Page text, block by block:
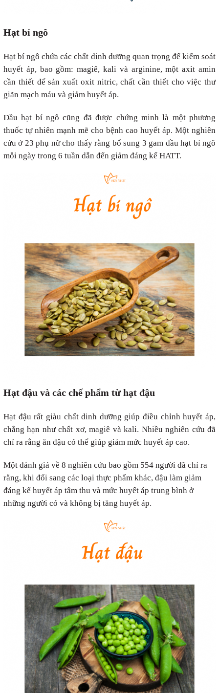
Hạt bí ngô
Hạt bí ngô chứa các chất dinh dưỡng quan trọng để kiểm soát
huyết áp, bao gồm: magiê, kali và arginine, một axit amin
cần thiết để sản xuất oxit nitric, chất cần thiết cho việc thư
giãn mạch máu và giảm huyết áp.
Dầu hạt bí ngô cũng đã được chứng minh là một phương
thuốc tự nhiên mạnh mẽ cho bệnh cao huyết áp. Một nghiên
cứu ở 23 phụ nữ cho thấy rằng bổ sung 3 gam dầu hạt bí ngô
mỗi ngày trong 6 tuần dẫn đến giảm đáng kể HATT.
Hạt đậu và các chế phẩm từ hạt đậu
Hạt đậu rất giàu chất dinh dưỡng giúp điều chỉnh huyết áp,
chẳng hạn như chất xơ, magiê và kali. Nhiều nghiên cứu đã
chỉ ra rằng ăn đậu có thể giúp giảm mức huyết áp cao.
Một đánh giá về 8 nghiên cứu bao gồm 554 người đã chỉ ra
rằng, khi đổi sang các loại thực phẩm khác, đậu làm giảm
đáng kể huyết áp tâm thu và mức huyết áp trung bình ở
những người có và không bị tăng huyết áp.